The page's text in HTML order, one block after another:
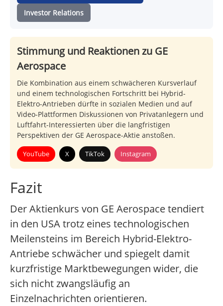
Investor Relations
Stimmung und Reaktionen zu GE
Aerospace
Die Kombination aus einem schwächeren Kursverlauf
und einem technologischen Fortschritt bei Hybrid-
Elektro-Antrieben dürfte in sozialen Medien und auf
Video-Plattformen Diskussionen von Privatanlegern und
Luftfahrt-Interessierten über die langfristigen
Perspektiven der GE Aerospace-Aktie anstoßen.
YouTube X TikTok Instagram
Fazit
Der Aktienkurs von GE Aerospace tendiert
in den USA trotz eines technologischen
Meilensteins im Bereich Hybrid-Elektro-
Antriebe schwächer und spiegelt damit
kurzfristige Marktbewegungen wider, die
sich nicht zwangsläufig an
Einzelnachrichten orientieren.